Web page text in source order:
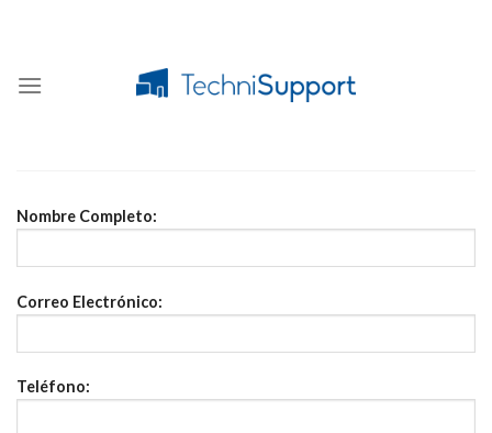
Nombre Completo:
Correo Electrónico:
Teléfono: